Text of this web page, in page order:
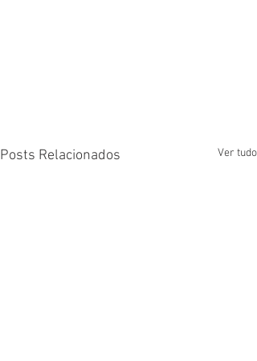
Posts Relacionados Ver tudo